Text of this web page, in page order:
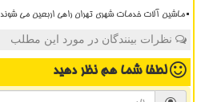
ماشین آلات خدمات شهری تهران راهی اربعین می شوند
نظرات بینندگان در مورد این مطلب
لطفا شما همنظر دهید